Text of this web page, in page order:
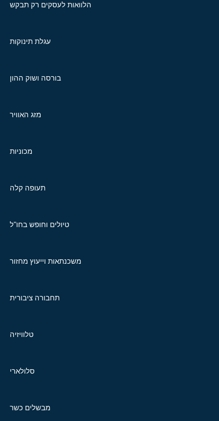
הלוואות לעסקים רק תבקש
עגלת תינוקות
בורסה ושוק ההון
מזג האוויר
מכוניות
תעופה קלה
טיולים וחופש בחו"ל
משכנתאות וייעוץ מחזור
תחבורה ציבורית
טלוויזיה
סלולארי
מבשלים כשר